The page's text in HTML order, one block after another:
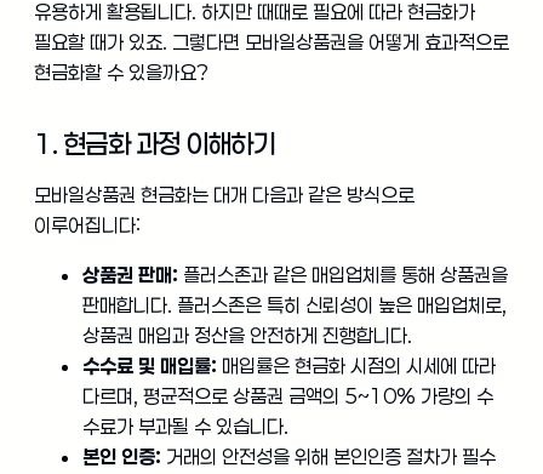
유용하게 활용됩니다. 하지만 때때로 필요에 따라 현금화가
필요할 때가 있죠. 그렇다면 모바일상품권을 어떻게 효과적으로
현금화할 수 있을까요?
1. 현금화 과정 이해하기
모바일상품권 현금화는 대개 다음과 같은 방식으로
이루어집니다:
상품권 판매: 플러스존과 같은 매입업체를 통해 상품권을
판매합니다. 플러스존은 특히 신뢰성이 높은 매입업체로,
상품권 매입과 정산을 안전하게 진행합니다.
수수료 및 매입률: 매입률은 현금화 시점의 시세에 따라
다르며, 평균적으로 상품권 금액의 5~10% 가량의 수
수료가 부과될 수 있습니다.
본인 인증: 거래의 안전성을 위해 본인인증 절차가 필수